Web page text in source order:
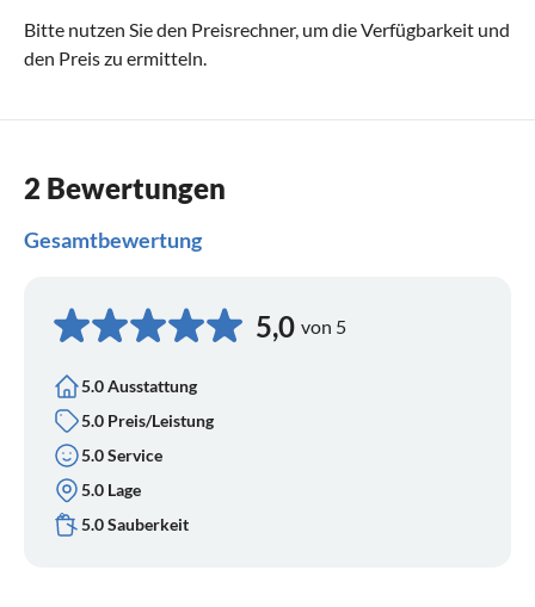
Bitte nutzen Sie den Preisrechner, um die Verfügbarkeit und
den Preis zu ermitteln.
2 Bewertungen
Gesamtbewertung
5,0 von 5
5.0 Ausstattung
5.0 Preis/Leistung
5.0 Service
5.0 Lage
5.0 Sauberkeit